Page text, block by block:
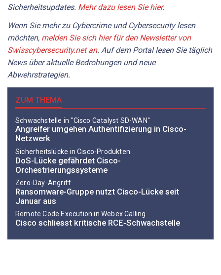
Sicherheitsupdates. Mehr dazu lesen Sie hier.
Wenn Sie mehr zu Cybercrime und Cybersecurity lesen
möchten, melden Sie sich hier für den Newsletter von
Swisscybersecurity.net an. Auf dem Portal lesen Sie täglich
News über aktuelle Bedrohungen und neue
Abwehrstrategien.
ZUM THEMA
Schwachstelle in "Cisco Catalyst SD-WAN"
Angreifer umgehen Authentifizierung in Cisco-
Netzwerk
Sicherheitslücke in Cisco-Produkten
DoS-Lücke gefährdet Cisco-
Orchestrierungssysteme
Zero-Day-Angriff
Ransomware-Gruppe nutzt Cisco-Lücke seit
Januar aus
Remote Code Execution in Webex Calling
Cisco schliesst kritische RCE‑Schwachstelle